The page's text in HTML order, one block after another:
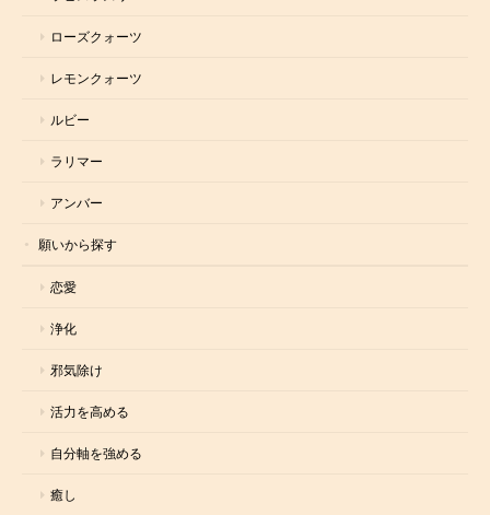
ローズクォーツ
レモンクォーツ
ルビー
ラリマー
アンバー
願いから探す
恋愛
浄化
邪気除け
活力を高める
自分軸を強める
癒し